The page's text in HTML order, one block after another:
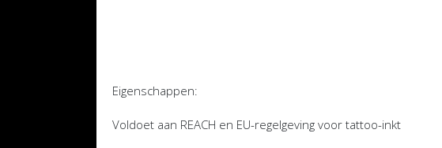
Eigenschappen:
Voldoet aan REACH en EU-regelgeving voor tattoo-inkt